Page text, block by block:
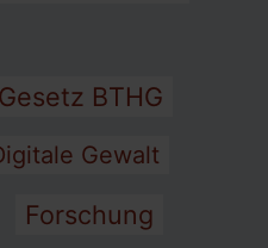
BTHG
Gewalt
Forschung